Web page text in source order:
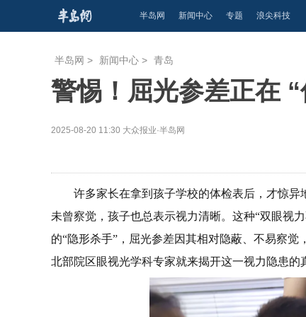
半岛网 新闻中心 专题 浪尖科技
半岛网 > 新闻中心 > 青岛
警惕！屈光参差正在
2025-08-20 11:30 大众报业·半岛网
许多家长在拿到孩子学校的体检表后，才惊
未曾察觉，孩子也总表示视力清晰。这种“双眼视
的“隐形杀手”，屈光参差因其相对隐蔽、不易察
北部院区眼视光学科专家就来揭开这一视力隐患的